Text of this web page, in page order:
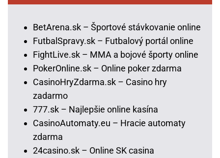
BetArena.sk – Športové stávkovanie online
FutbalSpravy.sk – Futbalový portál online
FightLive.sk – MMA a bojové športy online
PokerOnline.sk – Online poker zdarma
CasinoHryZdarma.sk – Casino hry
zadarmo
777.sk – Najlepšie online kasína
CasinoAutomaty.eu – Hracie automaty
zdarma
24casino.sk – Online SK casina